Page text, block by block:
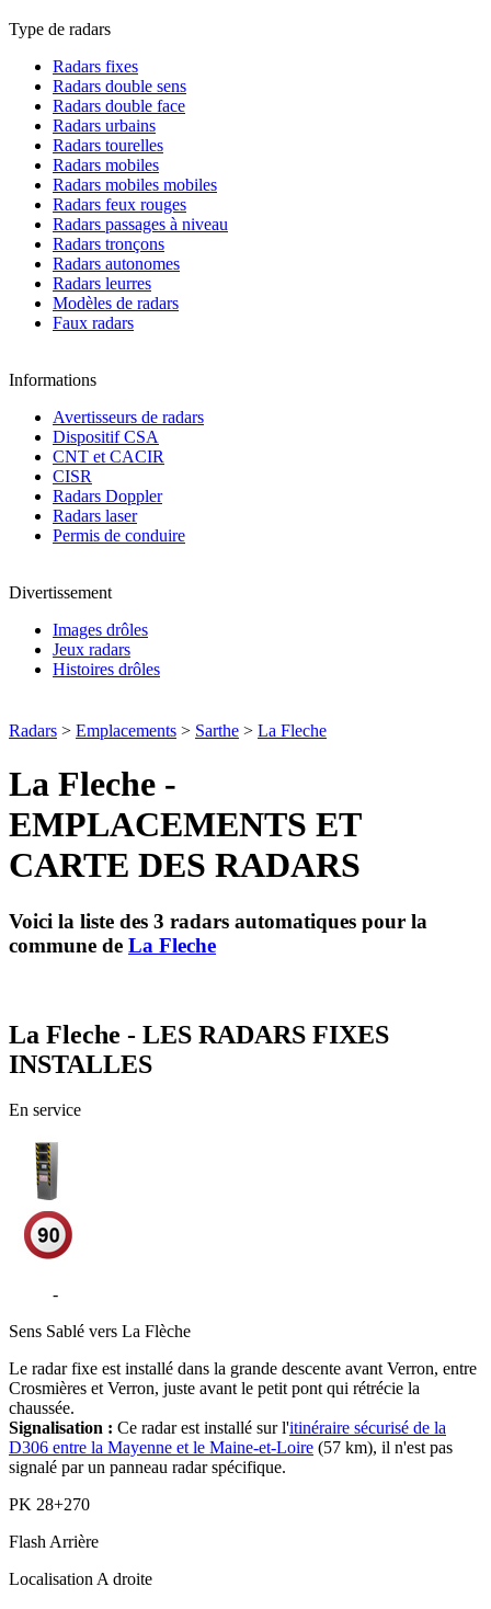
Type de radars
Radars fixes
Radars double sens
Radars double face
Radars urbains
Radars tourelles
Radars mobiles
Radars mobiles mobiles
Radars feux rouges
Radars passages à niveau
Radars tronçons
Radars autonomes
Radars leurres
Modèles de radars
Faux radars
Informations
Avertisseurs de radars
Dispositif CSA
CNT et CACIR
CISR
Radars Doppler
Radars laser
Permis de conduire
Divertissement
Images drôles
Jeux radars
Histoires drôles
Radars > Emplacements > Sarthe > La Fleche
La Fleche -
EMPLACEMENTS ET
CARTE DES RADARS
Voici la liste des 3 radars automatiques pour la
commune de La Fleche
La Fleche - LES RADARS FIXES
INSTALLES
En service
-
Sens Sablé vers La Flèche
Le radar fixe est installé dans la grande descente avant Verron, entre
Crosmières et Verron, juste avant le petit pont qui rétrécie la
chaussée.
Signalisation : Ce radar est installé sur l'itinéraire sécurisé de la
D306 entre la Mayenne et le Maine-et-Loire (57 km), il n'est pas
signalé par un panneau radar spécifique.
PK 28+270
FlashArrière
LocalisationA droite